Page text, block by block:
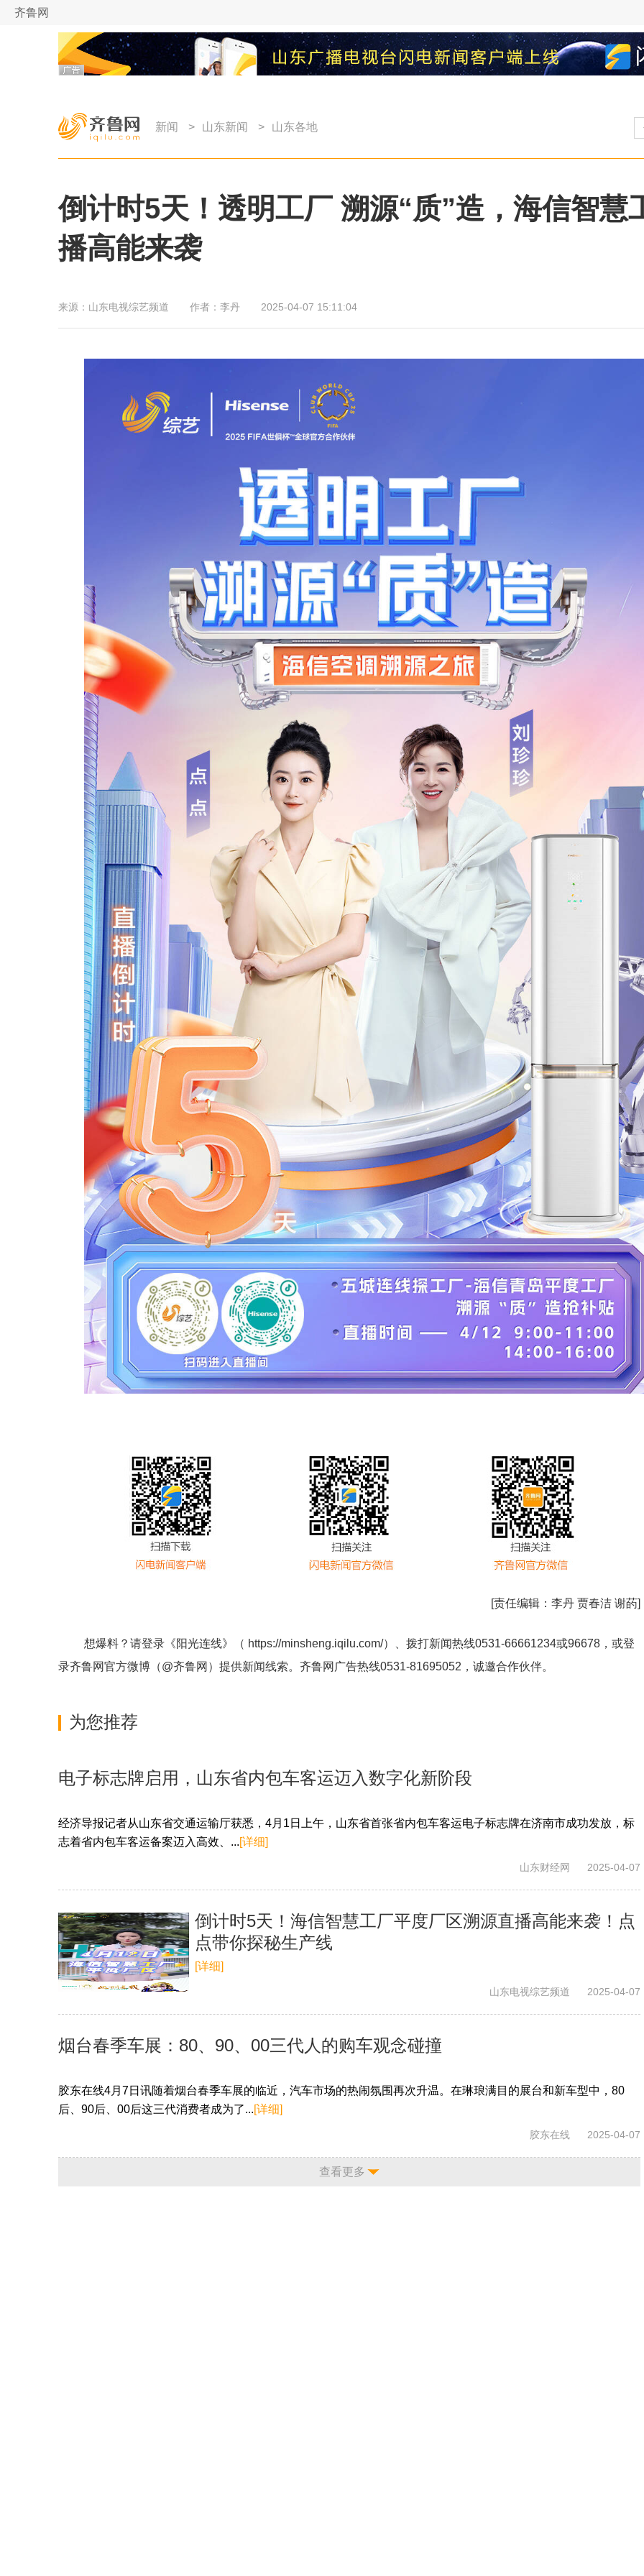
齐鲁网
新闻 > 山东新闻 > 山东各地
倒计时5天！透明工厂 溯源“质”造，海信智慧
播高能来袭
来源： 山东电视综艺频道 作者： 李丹 2025-04-07 15:11:04
[责任编辑： 李丹 贾春洁 谢菂]
想爆料？请登录《阳光连线》（ https://minsheng.iqilu.com/）、拨打新闻热线0531-66661234或96678，或登
录齐鲁网官方微博（@齐鲁网 ）提供新闻线索。齐鲁网广告热线0531-81695052 ，诚邀合作伙伴。
为您推荐
电子标志牌启用，山东省内包车客运迈入数字化新阶段
经济导报记者从山东省交通运输厅获悉，4月1日上午，山东省首张省内包车客运电子标志牌在济南市成功发放，标
志着省内包车客运备案迈入高效、...[详细]
山东财经网 2025-04-07
倒计时5天！海信智慧工厂平度厂区溯源直播高能来袭！点
点带你探秘生产线
[详细]
山东电视综艺频道 2025-04-07
烟台春季车展：80、90、00三代人的购车观念碰撞
胶东在线4月7日讯随着烟台春季车展的临近，汽车市场的热闹氛围再次升温。在琳琅满目的展台和新车型中，80
后、90后、00后这三代消费者成为了...[详细]
胶东在线 2025-04-07
查看更多